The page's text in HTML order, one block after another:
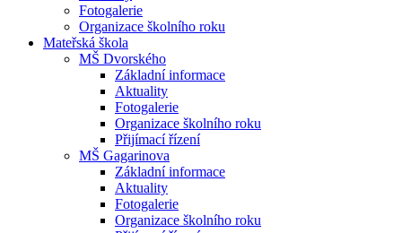
Fotogalerie
Organizace školního roku
Mateřská škola
MŠ Dvorského
Základní informace
Aktuality
Fotogalerie
Organizace školního roku
Přijímací řízení
MŠ Gagarinova
Základní informace
Aktuality
Fotogalerie
Organizace školního roku